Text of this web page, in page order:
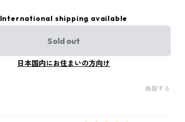
International shipping available
Sold out
日本国内にお住まいの方向け
通報する